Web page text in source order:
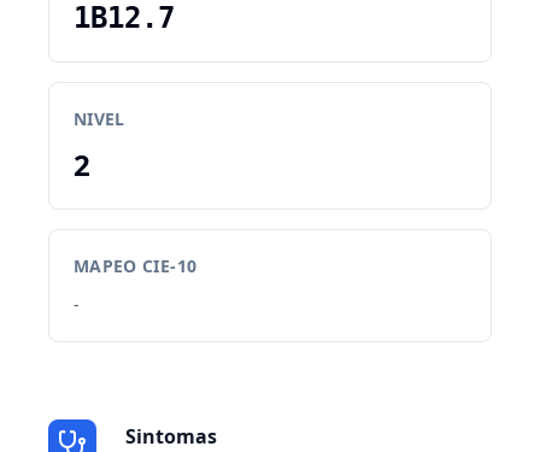
1B12.7
NIVEL
2
MAPEO CIE-10
-
Sintomas